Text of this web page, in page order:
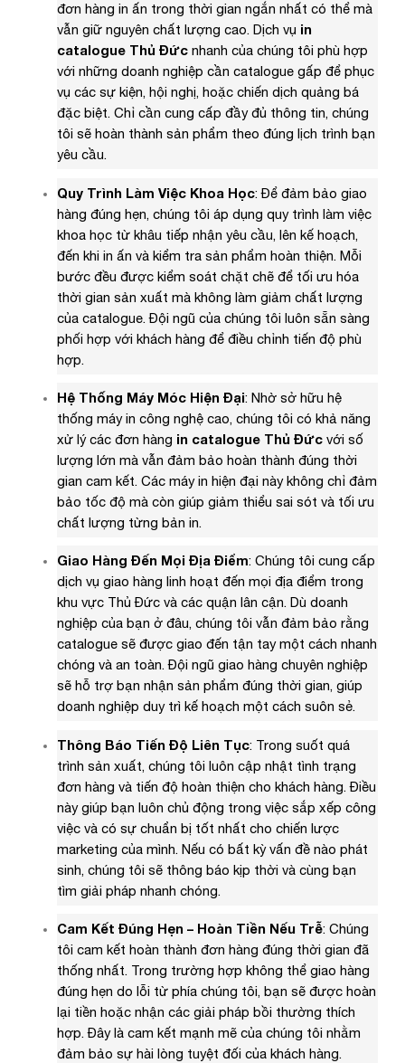
đơn hàng in ấn trong thời gian ngắn nhất có thể mà
vẫn giữ nguyên chất lượng cao. Dịch vụ in
catalogue Thủ Đức nhanh của chúng tôi phù hợp
với những doanh nghiệp cần catalogue gấp để phục
vụ các sự kiện, hội nghị, hoặc chiến dịch quảng bá
đặc biệt. Chỉ cần cung cấp đầy đủ thông tin, chúng
tôi sẽ hoàn thành sản phẩm theo đúng lịch trình bạn
yêu cầu.
Quy Trình Làm Việc Khoa Học: Để đảm bảo giao
hàng đúng hẹn, chúng tôi áp dụng quy trình làm việc
khoa học từ khâu tiếp nhận yêu cầu, lên kế hoạch,
đến khi in ấn và kiểm tra sản phẩm hoàn thiện. Mỗi
bước đều được kiểm soát chặt chẽ để tối ưu hóa
thời gian sản xuất mà không làm giảm chất lượng
của catalogue. Đội ngũ của chúng tôi luôn sẵn sàng
phối hợp với khách hàng để điều chỉnh tiến độ phù
hợp.
Hệ Thống Máy Móc Hiện Đại: Nhờ sở hữu hệ
thống máy in công nghệ cao, chúng tôi có khả năng
xử lý các đơn hàng in catalogue Thủ Đức với số
lượng lớn mà vẫn đảm bảo hoàn thành đúng thời
gian cam kết. Các máy in hiện đại này không chỉ đảm
bảo tốc độ mà còn giúp giảm thiểu sai sót và tối ưu
chất lượng từng bản in.
Giao Hàng Đến Mọi Địa Điểm: Chúng tôi cung cấp
dịch vụ giao hàng linh hoạt đến mọi địa điểm trong
khu vực Thủ Đức và các quận lân cận. Dù doanh
nghiệp của bạn ở đâu, chúng tôi vẫn đảm bảo rằng
catalogue sẽ được giao đến tận tay một cách nhanh
chóng và an toàn. Đội ngũ giao hàng chuyên nghiệp
sẽ hỗ trợ bạn nhận sản phẩm đúng thời gian, giúp
doanh nghiệp duy trì kế hoạch một cách suôn sẻ.
Thông Báo Tiến Độ Liên Tục: Trong suốt quá
trình sản xuất, chúng tôi luôn cập nhật tình trạng
đơn hàng và tiến độ hoàn thiện cho khách hàng. Điều
này giúp bạn luôn chủ động trong việc sắp xếp công
việc và có sự chuẩn bị tốt nhất cho chiến lược
marketing của mình. Nếu có bất kỳ vấn đề nào phát
sinh, chúng tôi sẽ thông báo kịp thời và cùng bạn
tìm giải pháp nhanh chóng.
Cam Kết Đúng Hẹn – Hoàn Tiền Nếu Trễ: Chúng
tôi cam kết hoàn thành đơn hàng đúng thời gian đã
thống nhất. Trong trường hợp không thể giao hàng
đúng hẹn do lỗi từ phía chúng tôi, bạn sẽ được hoàn
lại tiền hoặc nhận các giải pháp bồi thường thích
hợp. Đây là cam kết mạnh mẽ của chúng tôi nhằm
đảm bảo sự hài lòng tuyệt đối của khách hàng.